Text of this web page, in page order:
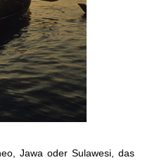
Jawa oder Sulawesi, das